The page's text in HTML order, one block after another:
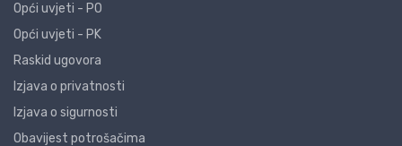
Opći uvjeti - PO
Opći uvjeti - PK
Raskid ugovora
Izjava o privatnosti
Izjava o sigurnosti
Obavijest potrošačima